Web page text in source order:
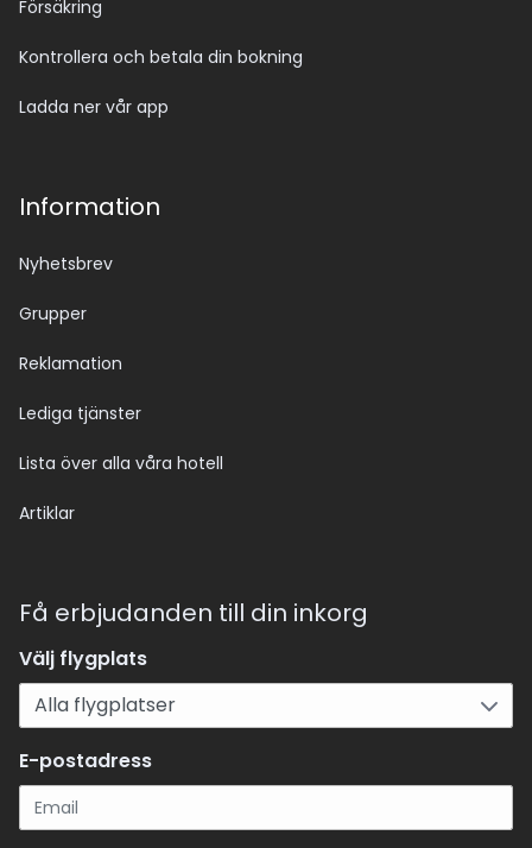
Försäkring
Kontrollera och betala din bokning
Ladda ner vår app
Information
Nyhetsbrev
Grupper
Reklamation
Lediga tjänster
Lista över alla våra hotell
Artiklar
Få erbjudanden till din inkorg
Välj flygplats
E-postadress